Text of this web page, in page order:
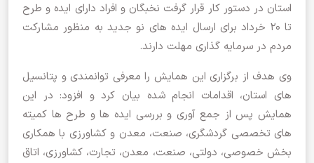
استان در دستور کار قرار گرفت نخبگان و افراد دارای ایده و طرح
تا 20 خرداد برای ارسال ایده های نو جدید به منظور مشارکت
مردم در سرمایه گذاری مهلت دارند.
وی هدف از برگزاری این همایش را معرفی توانمندی و پتانسیل
های استان، اقدامات انجام شده بیان کرد و افزود: در این
همایش پس از جمع آوری و بررسی ایده ها و طرح ها کمیته
های تخصصی گردشگری، صنعت، معدن و کشاورزی با همکاری
بخش خصوصی، دولتی، صنعت، معدن، تجارت، کشاورزی، اتاق